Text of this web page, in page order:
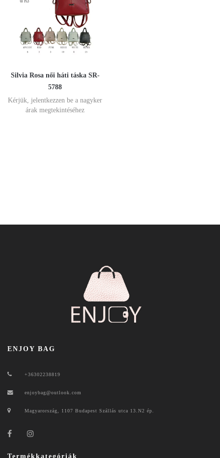
Silvia Rosa női háti táska SR-
5788
Kérjük, jelentkezzen be a nagyker
árak megtekintéséhez
ENJOY BAG
+36302238819
enjoybag@outlook.com
Magyarország, 1107 Budapest Szállás utca 13.N2 ép.
Termékkategóriák